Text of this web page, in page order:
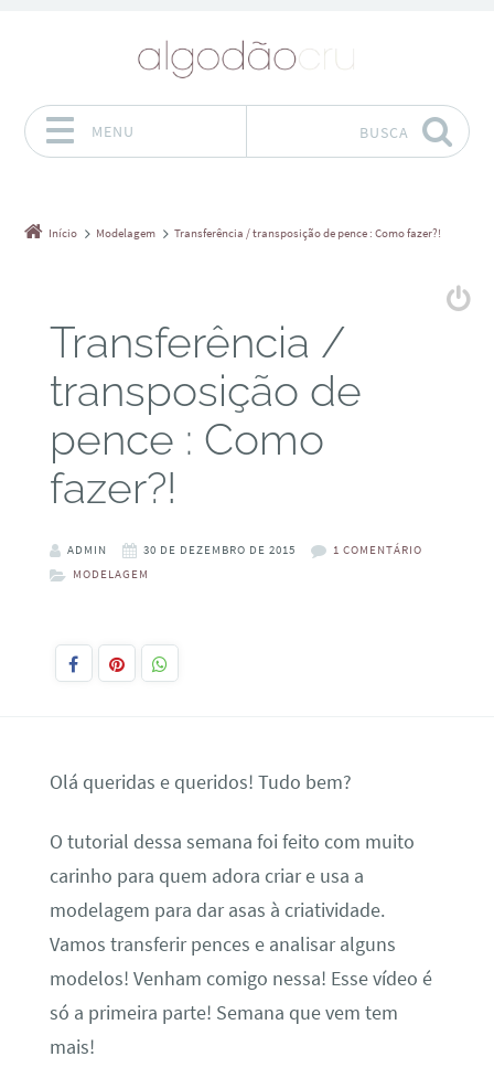
MENU BUSCA
Início Modelagem Transferência / transposição de pence : Como fazer?!
Transferência /
transposição de
pence : Como
fazer?!
ADMIN 30 DE DEZEMBRO DE 2015
1 COMENTÁRIO
MODELAGEM
Olá queridas e queridos! Tudo bem?
O tutorial dessa semana foi feito com muito
carinho para quem adora criar e usa a
modelagem para dar asas à criatividade.
Vamos transferir pences e analisar alguns
modelos! Venham comigo nessa! Esse vídeo é
só a primeira parte! Semana que vem tem
mais!